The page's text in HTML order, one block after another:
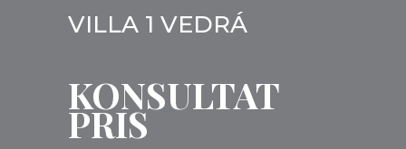
VILLA 1 VEDRÁ
KONSULTAT
PRIS